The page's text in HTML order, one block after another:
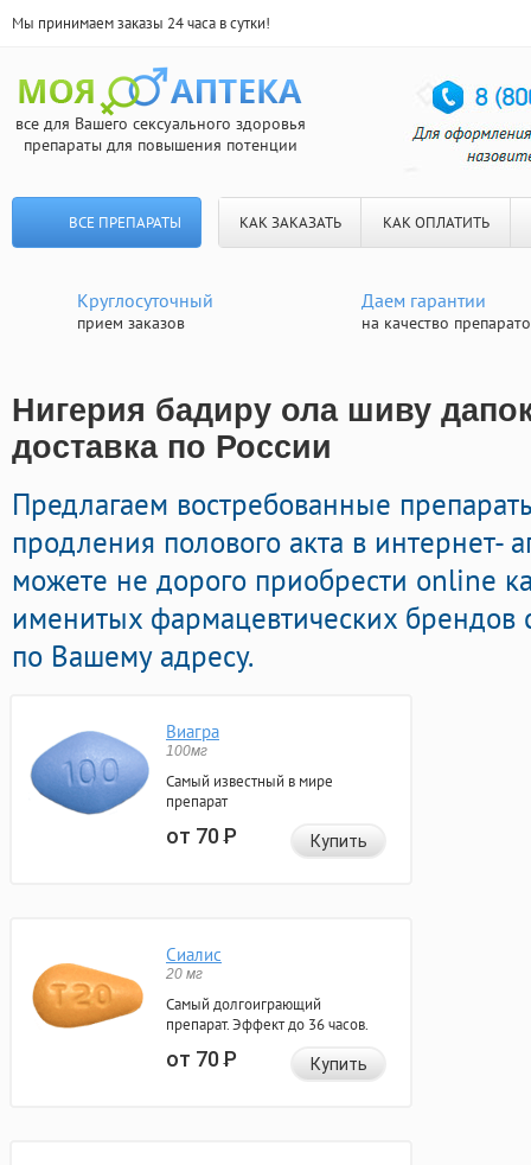
Мы принимаем заказы 24 часа в сутки!
все для Вашего сексуального здоровья
препараты для повышения потенции
ВСЕ ПРЕПАРАТЫ КАК ЗАКАЗАТЬ КАК ОПЛАТИТЬ
Круглосуточный
прием заказов
Даем гарантии
на качество
Нигерия бадиру ола шиву
доставка по России
Предлагаем востребованные
продления полового акта в интернет-
можете не дорого приобрести online
именитых фармацевтических брендов
по Вашему адресу.
Виагра
100мг
Самый известный в мире
препарат
от 70Р Купить
Сиалис
20 мг
Самый долгоиграющий
препарат. Эффект до 36 часов.
от 70Р Купить